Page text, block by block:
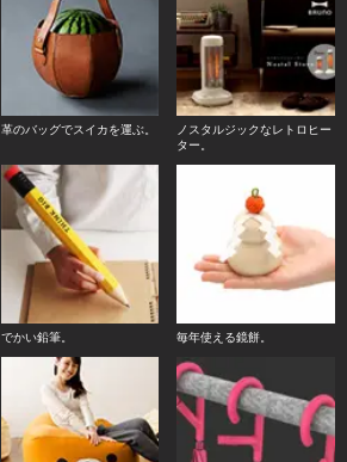
革のバッグでスイカを運ぶ。
ノスタルジックなレトロヒー
ター。
でかい鉛筆。 毎年使える鏡餅。